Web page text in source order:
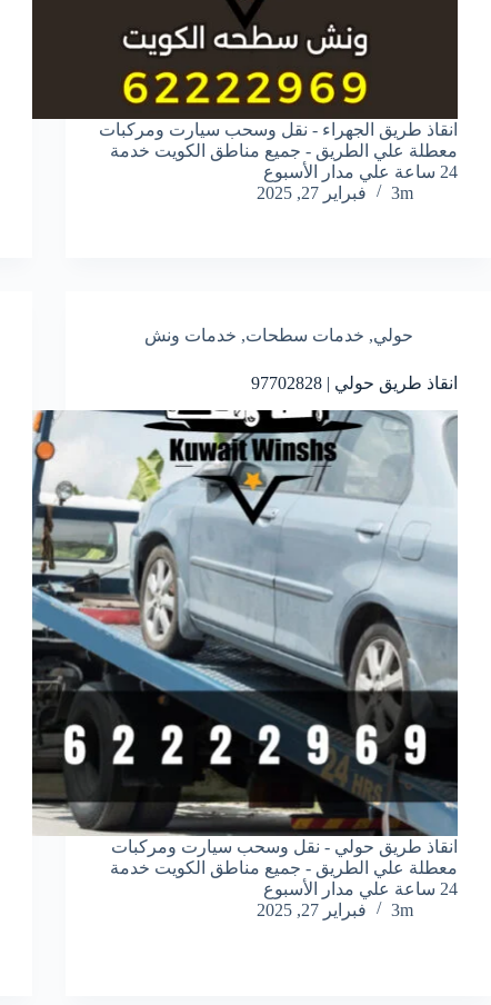
انقاذ طريق الجهراء - نقل وسحب سيارت ومركبات
معطلة علي الطريق - جميع مناطق الكويت خدمة
24 ساعة علي مدار الأسبوع
3m
فبراير 27, 2025
حولي, خدمات سطحات, خدمات ونش
انقاذ طريق حولي | 97702828
انقاذ طريق حولي - نقل وسحب سيارت ومركبات
معطلة علي الطريق - جميع مناطق الكويت خدمة
24 ساعة علي مدار الأسبوع
3m
فبراير 27, 2025